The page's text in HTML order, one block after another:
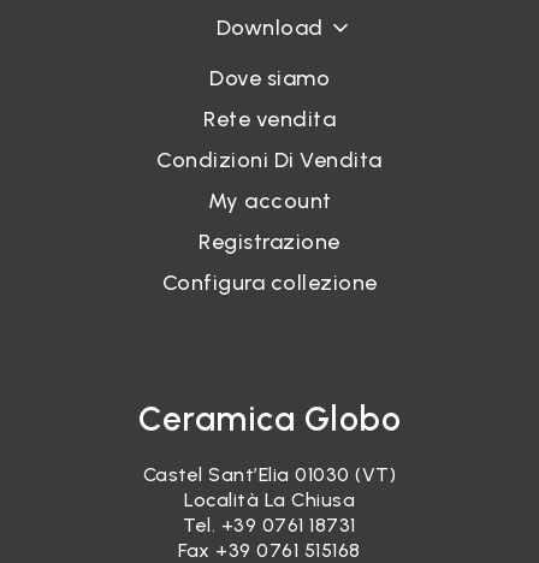
Download
Dove siamo
Rete vendita
Condizioni Di Vendita
My account
Registrazione
Configura collezione
Ceramica Globo
Castel Sant’Elia 01030 (VT)
Località La Chiusa
Tel. +39 0761 18731
Fax +39 0761 515168